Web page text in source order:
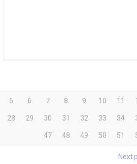
5 6 7 8 9 10 11
28 29 30 31 32 33 34
47 48 49 50 51
Next